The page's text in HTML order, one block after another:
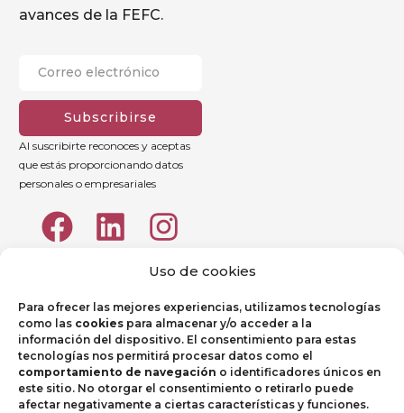
Uso de cookies
Para ofrecer las mejores experiencias, utilizamos tecnologías
como las cookies para almacenar y/o acceder a la
información del dispositivo. El consentimiento para estas
tecnologías nos permitirá procesar datos como el
comportamiento de navegación o identificadores únicos en
este sitio. No otorgar el consentimiento o retirarlo puede
afectar negativamente a ciertas características y funciones.
avances de la FEFC.
Subscribirse
Al suscribirte reconoces y aceptas
que estás proporcionando datos
personales o empresariales